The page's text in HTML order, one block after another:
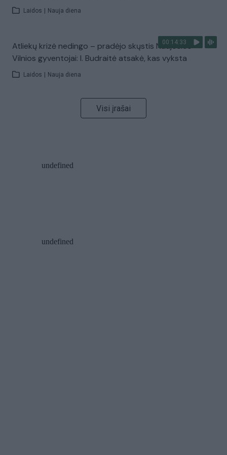
Laidos Nauja diena
00:14:33
Atliekų krizė nedingo – pradėjo skųstis Naujosios
Vilnios gyventojai: I. Budraitė atsakė, kas vyksta
Laidos Nauja diena
Visi įrašai